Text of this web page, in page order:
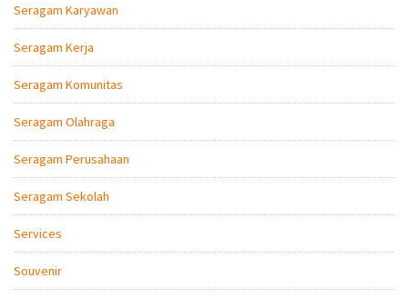
Seragam Karyawan
Seragam Kerja
Seragam Komunitas
Seragam Olahraga
Seragam Perusahaan
Seragam Sekolah
Services
Souvenir